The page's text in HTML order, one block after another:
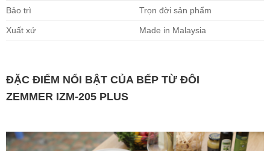
Bảo trì Trọn đời sản phẩm
Xuất xứ Made in Malaysia
ĐẶC ĐIỂM NỔI BẬT CỦA BẾP TỪ ĐÔI
ZEMMER IZM-205 PLUS